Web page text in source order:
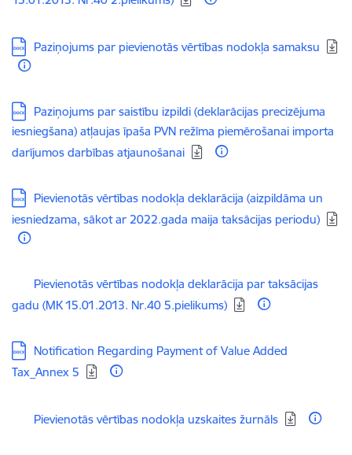
Lejupielādēt:
Paziņojums par pievienotās vērtības nodokļa samaksu
Lejupielādēt:
Paziņojums par saistību izpildi (deklarācijas precizējuma
iesniegšana) atļaujas īpaša PVN režīma piemērošanai importa
darījumos darbības atjaunošanai
Lejupielādēt:
Pievienotās vērtības nodokļa deklarācija (aizpildāma un
iesniedzama, sākot ar 2022.gada maija taksācijas periodu)
Lejupielādēt:
Pievienotās vērtības nodokļa deklarācija par taksācijas
gadu (MK 15.01.2013. Nr.40 5.pielikums)
Lejupielādēt:
Notification Regarding Payment of Value Added
Tax_Annex 5
Lejupielādēt:
Pievienotās vērtības nodokļa uzskaites žurnāls